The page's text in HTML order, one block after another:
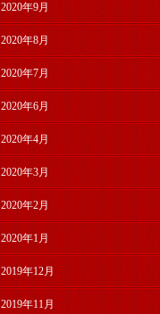
2020年9月
2020年8月
2020年7月
2020年6月
2020年4月
2020年3月
2020年2月
2020年1月
2019年12月
2019年11月